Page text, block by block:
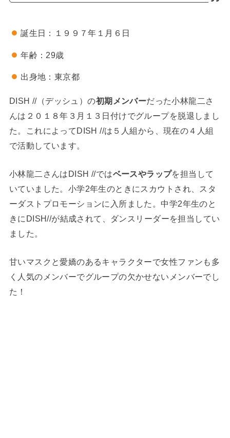
誕生日：１９９７年１月６日
年齢：29歳
出身地：東京都
DISH //（デッシュ）の初期メンバーだった小林龍二さ
んは２０１８年３月１３日付けでグループを脱退しまし
た。これによってDISH //は５人組から、現在の４人組
で活動しています。
小林龍二さんはDISH //ではベースやラップを担当して
いていました。小学2年生のときにスカウトされ、スタ
ーダストプロモーションに入所ました。中学2年生のと
きにDISH//が結成されて、ダンスリーダーを担当してい
ました。
甘いマスクと愛嬌のあるキャラクターで女性ファンも多
く人気のメンバーでグループの欠かせないメンバーでし
た！